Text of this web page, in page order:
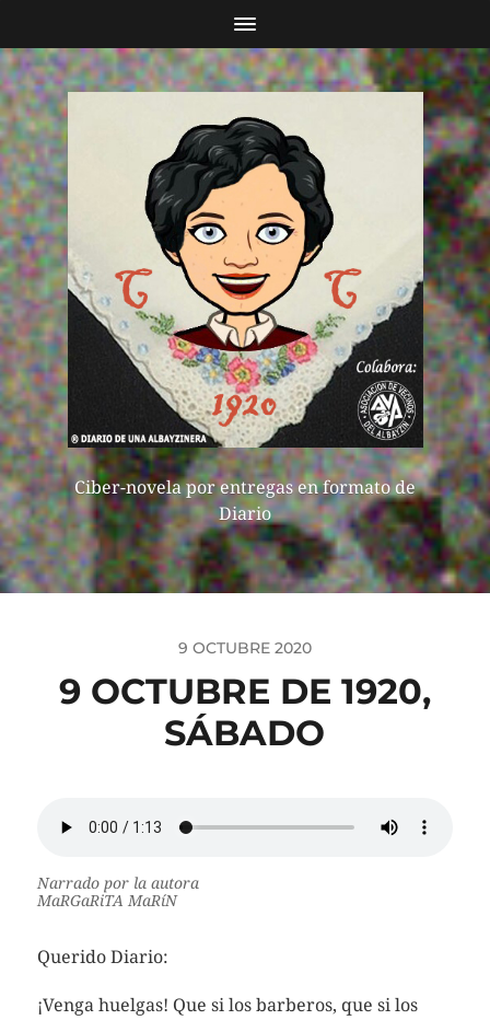
Ciber-novela por entregas en formato de
Diario
9 OCTUBRE 2020
9 OCTUBRE DE 1920,
SÁBADO
Narrado por la autora
MaRGaRiTA MaRíN
Querido Diario:
¡Venga huelgas! Que si los barberos, que si los